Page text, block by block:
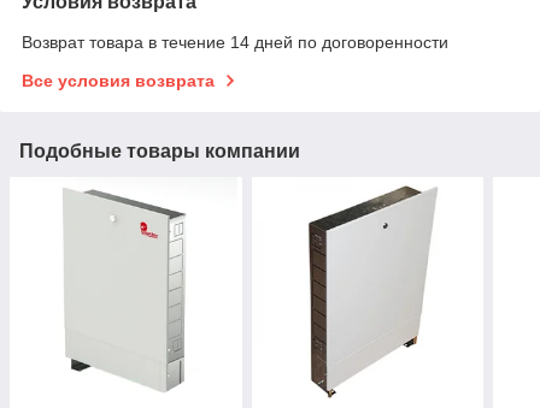
Возврат товара в течение 14 дней по договоренности
Все условия возврата
Подобные товары компании